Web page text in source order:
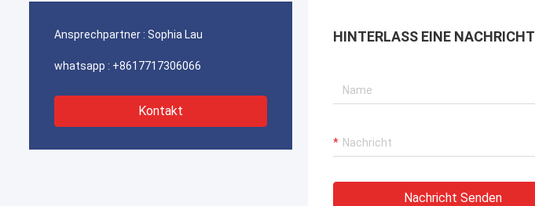
Ansprechpartner : Sophia Lau
whatsapp : +8617717306066
Kontakt
HINTERLASS EINE NACHRICHT
Nachricht Senden